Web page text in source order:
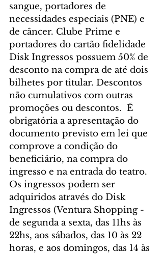
sangue, portadores de
necessidades especiais (PNE) e
de câncer. Clube Prime e
portadores do cartão fidelidade
Disk Ingressos possuem 50% de
desconto na compra de até dois
bilhetes por titular. Descontos
não cumulativos com outras
promoções ou descontos.  É
obrigatória a apresentação do
documento previsto em lei que
comprove a condição do
beneficiário, na compra do
ingresso e na entrada do teatro.
Os ingressos podem ser
adquiridos através do Disk
Ingressos (Ventura Shopping -
de segunda a sexta, das 11hs às
22hs, aos sábados, das 10 às 22
horas, e aos domingos, das 14 às